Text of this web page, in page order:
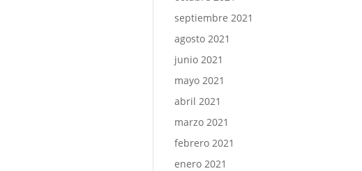
septiembre 2021
agosto 2021
junio 2021
mayo 2021
abril 2021
marzo 2021
febrero 2021
enero 2021